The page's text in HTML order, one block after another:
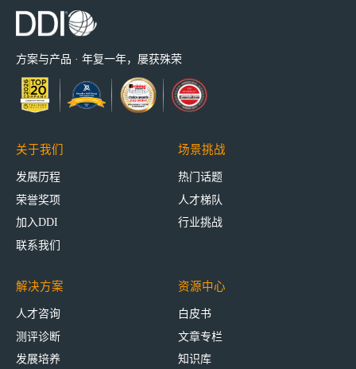
方案与产品 · 年复一年，屡获殊荣
关于我们
发展历程
荣誉奖项
加入DDI
联系我们
场景挑战
热门话题
人才梯队
行业挑战
解决方案
人才咨询
测评诊断
发展培养
资源中心
白皮书
文章专栏
知识库